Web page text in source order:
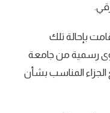
بإحالة تلك
رسمية من جامعة
المناسب بشأن